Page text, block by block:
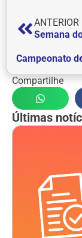
ANTERIOR
Compartilhe
Últimas